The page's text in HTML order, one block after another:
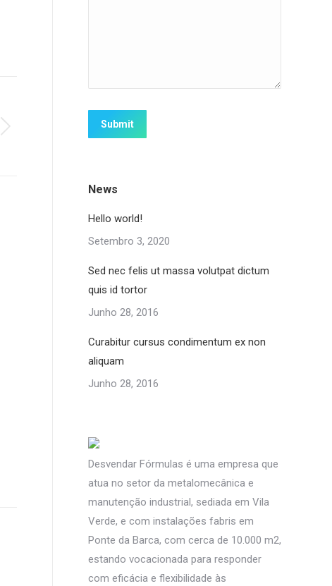
Submit
News
Hello world!
Setembro 3, 2020
Sed nec felis ut massa volutpat dictum
quis id tortor
Junho 28, 2016
Curabitur cursus condimentum ex non
aliquam
Junho 28, 2016
Desvendar Fórmulas é uma empresa que
atua no setor da metalomecânica e
manutenção industrial, sediada em Vila
Verde, e com instalações fabris em
Ponte da Barca, com cerca de 10.000 m2,
estando vocacionada para responder
com eficácia e flexibilidade às